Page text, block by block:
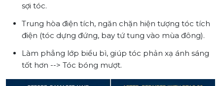
sợi tóc.
Trung hòa điện tích, ngăn chặn hiện tượng tóc tích
điện (tóc dựng đứng, bay tứ tung vào mùa đông).
Làm phẳng lớp biểu bì, giúp tóc phản xạ ánh sáng
tốt hơn --> Tóc bóng mượt.